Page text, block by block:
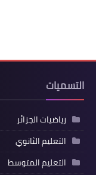
التسميات
رياضيات الجزائر
التعليم الثانوي
التعليم المتوسط